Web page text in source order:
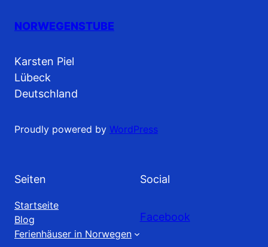
NORWEGENSTUBE
Karsten Piel
Lübeck
Deutschland
Proudly powered by WordPress
Seiten
Startseite
Blog
Ferienhäuser in Norwegen
Social
Facebook